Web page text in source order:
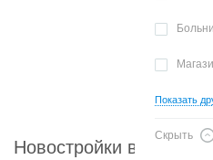
Показать
Скрыть
Новостройки в районе